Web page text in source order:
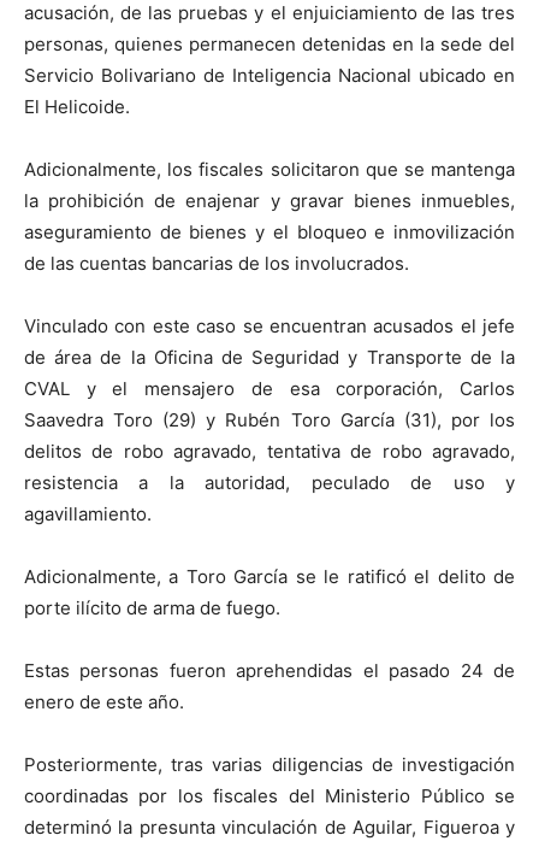
acusación, de las pruebas y el enjuiciamiento de las tres
personas, quienes permanecen detenidas en la sede del
Servicio Bolivariano de Inteligencia Nacional ubicado en
El Helicoide.
Adicionalmente, los fiscales solicitaron que se mantenga
la prohibición de enajenar y gravar bienes inmuebles,
aseguramiento de bienes y el bloqueo e inmovilización
de las cuentas bancarias de los involucrados.
Vinculado con este caso se encuentran acusados el jefe
de área de la Oficina de Seguridad y Transporte de la
CVAL y el mensajero de esa corporación, Carlos
Saavedra Toro (29) y Rubén Toro García (31), por los
delitos de robo agravado, tentativa de robo agravado,
resistencia a la autoridad, peculado de uso y
agavillamiento.
Adicionalmente, a Toro García se le ratificó el delito de
porte ilícito de arma de fuego.
Estas personas fueron aprehendidas el pasado 24 de
enero de este año.
Posteriormente, tras varias diligencias de investigación
coordinadas por los fiscales del Ministerio Público se
determinó la presunta vinculación de Aguilar, Figueroa y